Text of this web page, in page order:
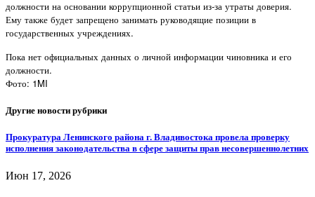
должности на основании коррупционной статьи из-за утраты доверия.
Ему также будет запрещено занимать руководящие позиции в
государственных учреждениях.
Пока нет официальных данных о личной информации чиновника и его
должности.
Фото: 1MI
Другие новости рубрики
Прокуратура Ленинского района г. Владивостока провела проверку
исполнения законодательства в сфере защиты прав несовершеннолетних
Июн 17, 2026